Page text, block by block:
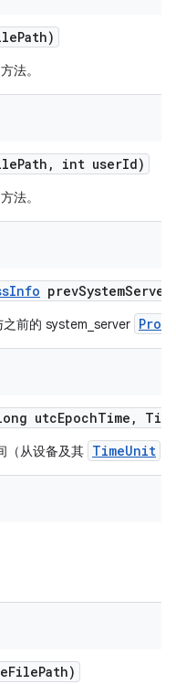
Path)
法。
Path , int userId)
法。
Info prevSystemServer
前的 system_server
utcEpochTime ,
（从设备及其 TimeUnit
FilePath)